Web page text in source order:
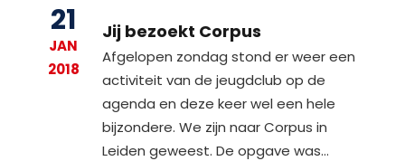
21
JAN
2018
Jij bezoekt Corpus
Afgelopen zondag stond er weer een
activiteit van de jeugdclub op de
agenda en deze keer wel een hele
bijzondere. We zijn naar Corpus in
Leiden geweest. De opgave was…